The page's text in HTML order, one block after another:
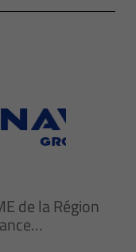
de la Région